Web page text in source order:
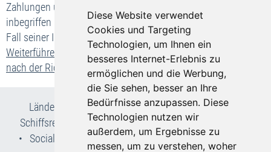
Diese Website verwendet
Cookies und Targeting
Technologien, um Ihnen ein
besseres Internet-Erlebnis zu
ermöglichen und die Werbung,
die Sie sehen, besser an Ihre
Bedürfnisse anzupassen. Diese
Technologien nutzen wir
außerdem, um Ergebnisse zu
messen, um zu verstehen, woher
Zahlungen und, falls der Transport in der Pauschalreise
inbegriffen ist, zur Sicherstellung Ihrer Rückbeförderung im
Fall seiner Insolvenz.
Weiterführende Informationen zu Ihren wichtigsten Rechten
nach der Richtlinie(EU) 2015/2302
Länder- & Reiseinfos• Flug- und Pauschalreisen
Schiffsreisen
Kur- & Wellnesslexikon •
•
Social Media • AGB• Impressum• Datenschutz